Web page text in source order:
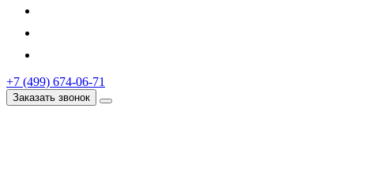
+7 (499) 674-06-71
Заказать звонок